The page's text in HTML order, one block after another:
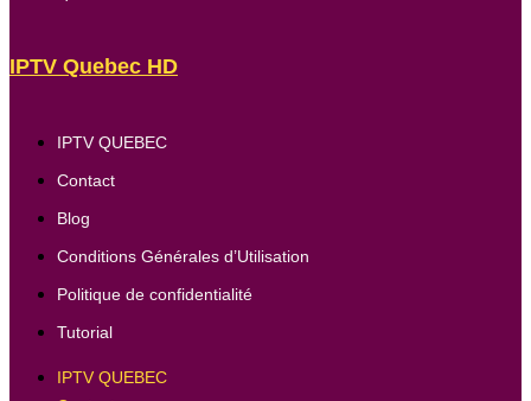
IPTV Quebec HD
IPTV QUEBEC
Contact
Blog
Conditions Générales d’Utilisation
Politique de confidentialité
Tutorial
IPTV QUEBEC